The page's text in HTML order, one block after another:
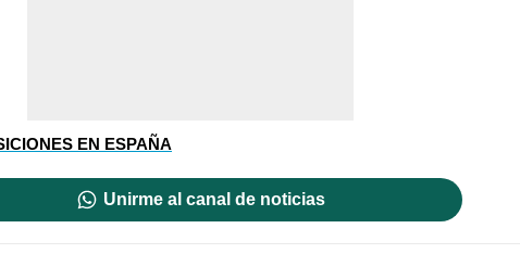
EN ESPAÑA
Unirme al canal de noticias